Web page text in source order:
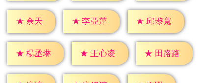
★ 余天 ★ 李亞萍 ★ 邱瓈寬
★ 楊丞琳 ★ 王心凌 ★ 田路路